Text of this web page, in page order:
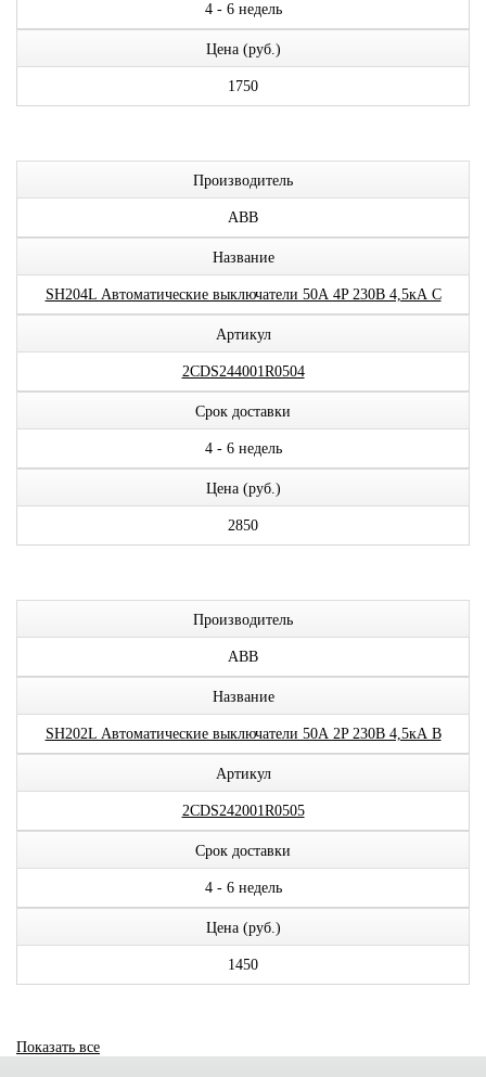
4 - 6 недель
Цена (руб.)
1750
Производитель
ABB
Название
SH204L Автоматические выключатели 50А 4P 230В 4,5кА C
Артикул
2CDS244001R0504
Срок доставки
4 - 6 недель
Цена (руб.)
2850
Производитель
ABB
Название
SH202L Автоматические выключатели 50А 2P 230В 4,5кА B
Артикул
2CDS242001R0505
Срок доставки
4 - 6 недель
Цена (руб.)
1450
Показать все